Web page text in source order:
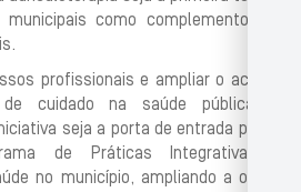
como complemento aos
profissionais e ampliar o acesso
cuidado na saúde pública. A
seja a porta de entrada para a
de Práticas Integrativas e
no município, ampliando a oferta